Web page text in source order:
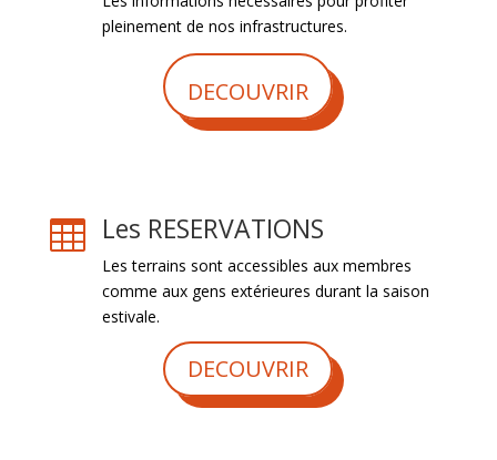
pleinement de nos infrastructures.
DECOUVRIR
 Les RESERVATIONS
Les terrains sont accessibles aux membres
comme aux gens extérieures durant la saison
estivale.
DECOUVRIR